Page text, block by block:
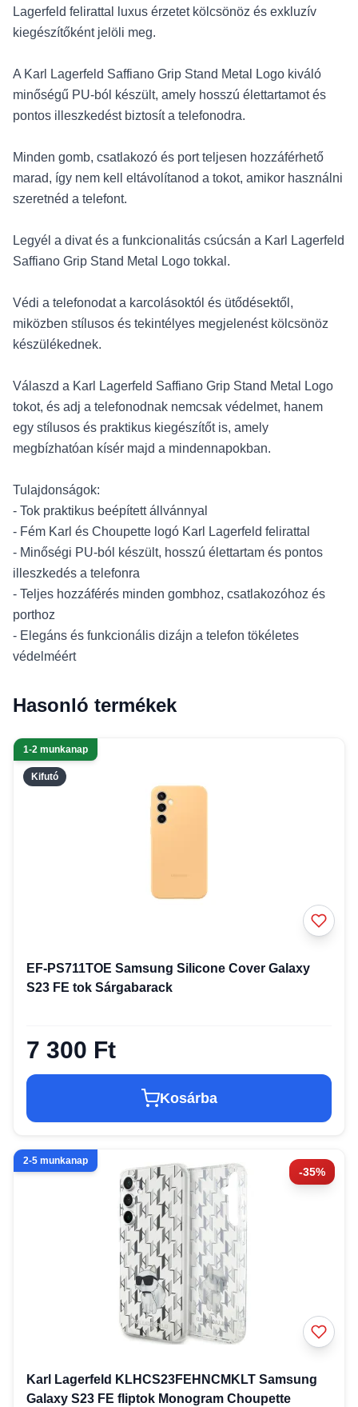
Lagerfeld felirattal luxus érzetet kölcsönöz és exkluzív
kiegészítőként jelöli meg.
A Karl Lagerfeld Saffiano Grip Stand Metal Logo kiváló
minőségű PU-ból készült, amely hosszú élettartamot és
pontos illeszkedést biztosít a telefonodra.
Minden gomb, csatlakozó és port teljesen hozzáférhető
marad, így nem kell eltávolítanod a tokot, amikor használni
szeretnéd a telefont.
Legyél a divat és a funkcionalitás csúcsán a Karl Lagerfeld
Saffiano Grip Stand Metal Logo tokkal.
Védi a telefonodat a karcolásoktól és ütődésektől,
miközben stílusos és tekintélyes megjelenést kölcsönöz
készülékednek.
Válaszd a Karl Lagerfeld Saffiano Grip Stand Metal Logo
tokot, és adj a telefonodnak nemcsak védelmet, hanem
egy stílusos és praktikus kiegészítőt is, amely
megbízhatóan kísér majd a mindennapokban.
Tulajdonságok:
- Tok praktikus beépített állvánnyal
- Fém Karl és Choupette logó Karl Lagerfeld felirattal
- Minőségi PU-ból készült, hosszú élettartam és pontos
illeszkedés a telefonra
- Teljes hozzáférés minden gombhoz, csatlakozóhoz és
porthoz
- Elegáns és funkcionális dizájn a telefon tökéletes
védelméért
Hasonló termékek
Kifutó
1-2 munkanap
EF-PS711TOE Samsung Silicone Cover Galaxy
S23 FE tok Sárgabarack
7 300 Ft
Kosárba
-35%
2-5 munkanap
Karl Lagerfeld KLHCS23FEHNCMKLT Samsung
Galaxy S23 FE fliptok Monogram Choupette